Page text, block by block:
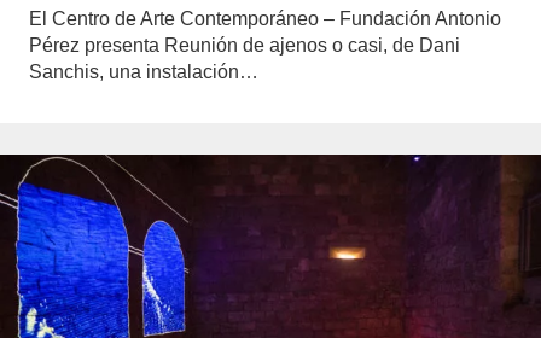
El Centro de Arte Contemporáneo – Fundación Antonio
Pérez presenta Reunión de ajenos o casi, de Dani
Sanchis, una instalación…